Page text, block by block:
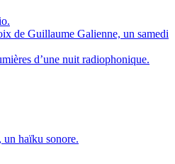
de Guillaume Galienne, un samedi
d’une nuit radiophonique.
un haïku sonore.